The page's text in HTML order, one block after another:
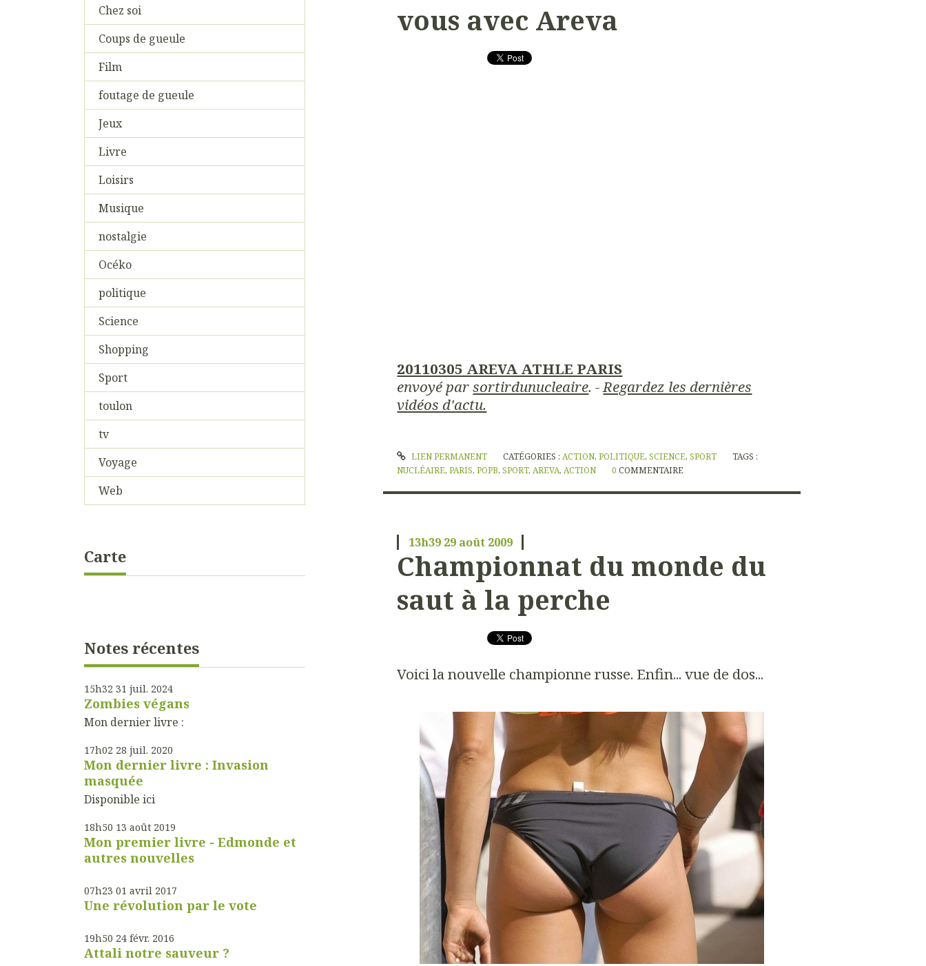
Chez soi
Coups de gueule
Film
foutage de gueule
Jeux
Livre
Loisirs
Musique
nostalgie
Océko
politique
Science
Shopping
Sport
toulon
tv
Voyage
Web
Carte
Notes récentes
15h32 31 juil. 2024
Zombies végans
Mon dernier livre :
17h02 28 juil. 2020
Mon dernier livre : Invasion
masquée
Disponible ici
18h50 13 août 2019
Mon premier livre - Edmonde et
autres nouvelles
07h23 01 avril 2017
Une révolution par le vote
19h50 24 févr. 2016
Attali notre sauveur ?
vous avec Areva
20110305 AREVA ATHLE PARIS
envoyé parsortirdunucleaire. -Regardez les dernières
vidéos d'actu.
LIEN PERMANENT CATÉGORIES : ACTION, POLITIQUE, SCIENCE, SPORT
TAGS :
NUCLÉAIRE,PARIS,POPB,SPORT,AREVA,ACTION 0 COMMENTAIRE
13h39 29 août 2009
Championnat du monde du
saut à la perche
Voici la nouvelle championne russe. Enfin... vue de dos...